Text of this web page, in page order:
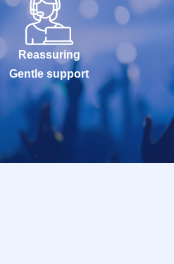
Reassuring
Gentle support